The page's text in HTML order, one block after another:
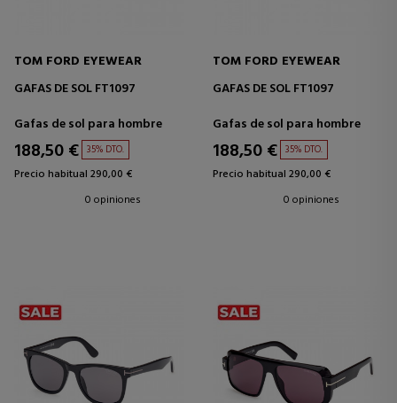
TOM FORD EYEWEAR
GAFAS DE SOL FT1097
Gafas de sol para hombre
188,50 € 35% DTO.
Precio habitual 290,00 €
0 opiniones
TOM FORD EYEWEAR
GAFAS DE SOL FT1097
Gafas de sol para hombre
188,50 € 35% DTO.
Precio habitual 290,00 €
0 opiniones